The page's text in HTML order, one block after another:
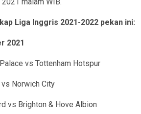
Liga Inggris 2021-2022 pekan ini:
2021
vs Tottenham Hotspur
Norwich City
vs Brighton & Hove Albion